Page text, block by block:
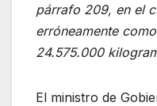
párrafo 209, en el
erróneamente
24.575.000
El ministro de